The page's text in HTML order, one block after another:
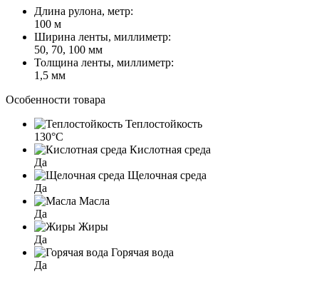
Длина рулона, метр:
100 м
Ширина ленты, миллиметр:
50, 70, 100 мм
Толщина ленты, миллиметр:
1,5 мм
Особенности товара
Теплостойкость
130°C
Кислотная среда
Да
Щелочная среда
Да
Масла
Да
Жиры
Да
Горячая вода
Да